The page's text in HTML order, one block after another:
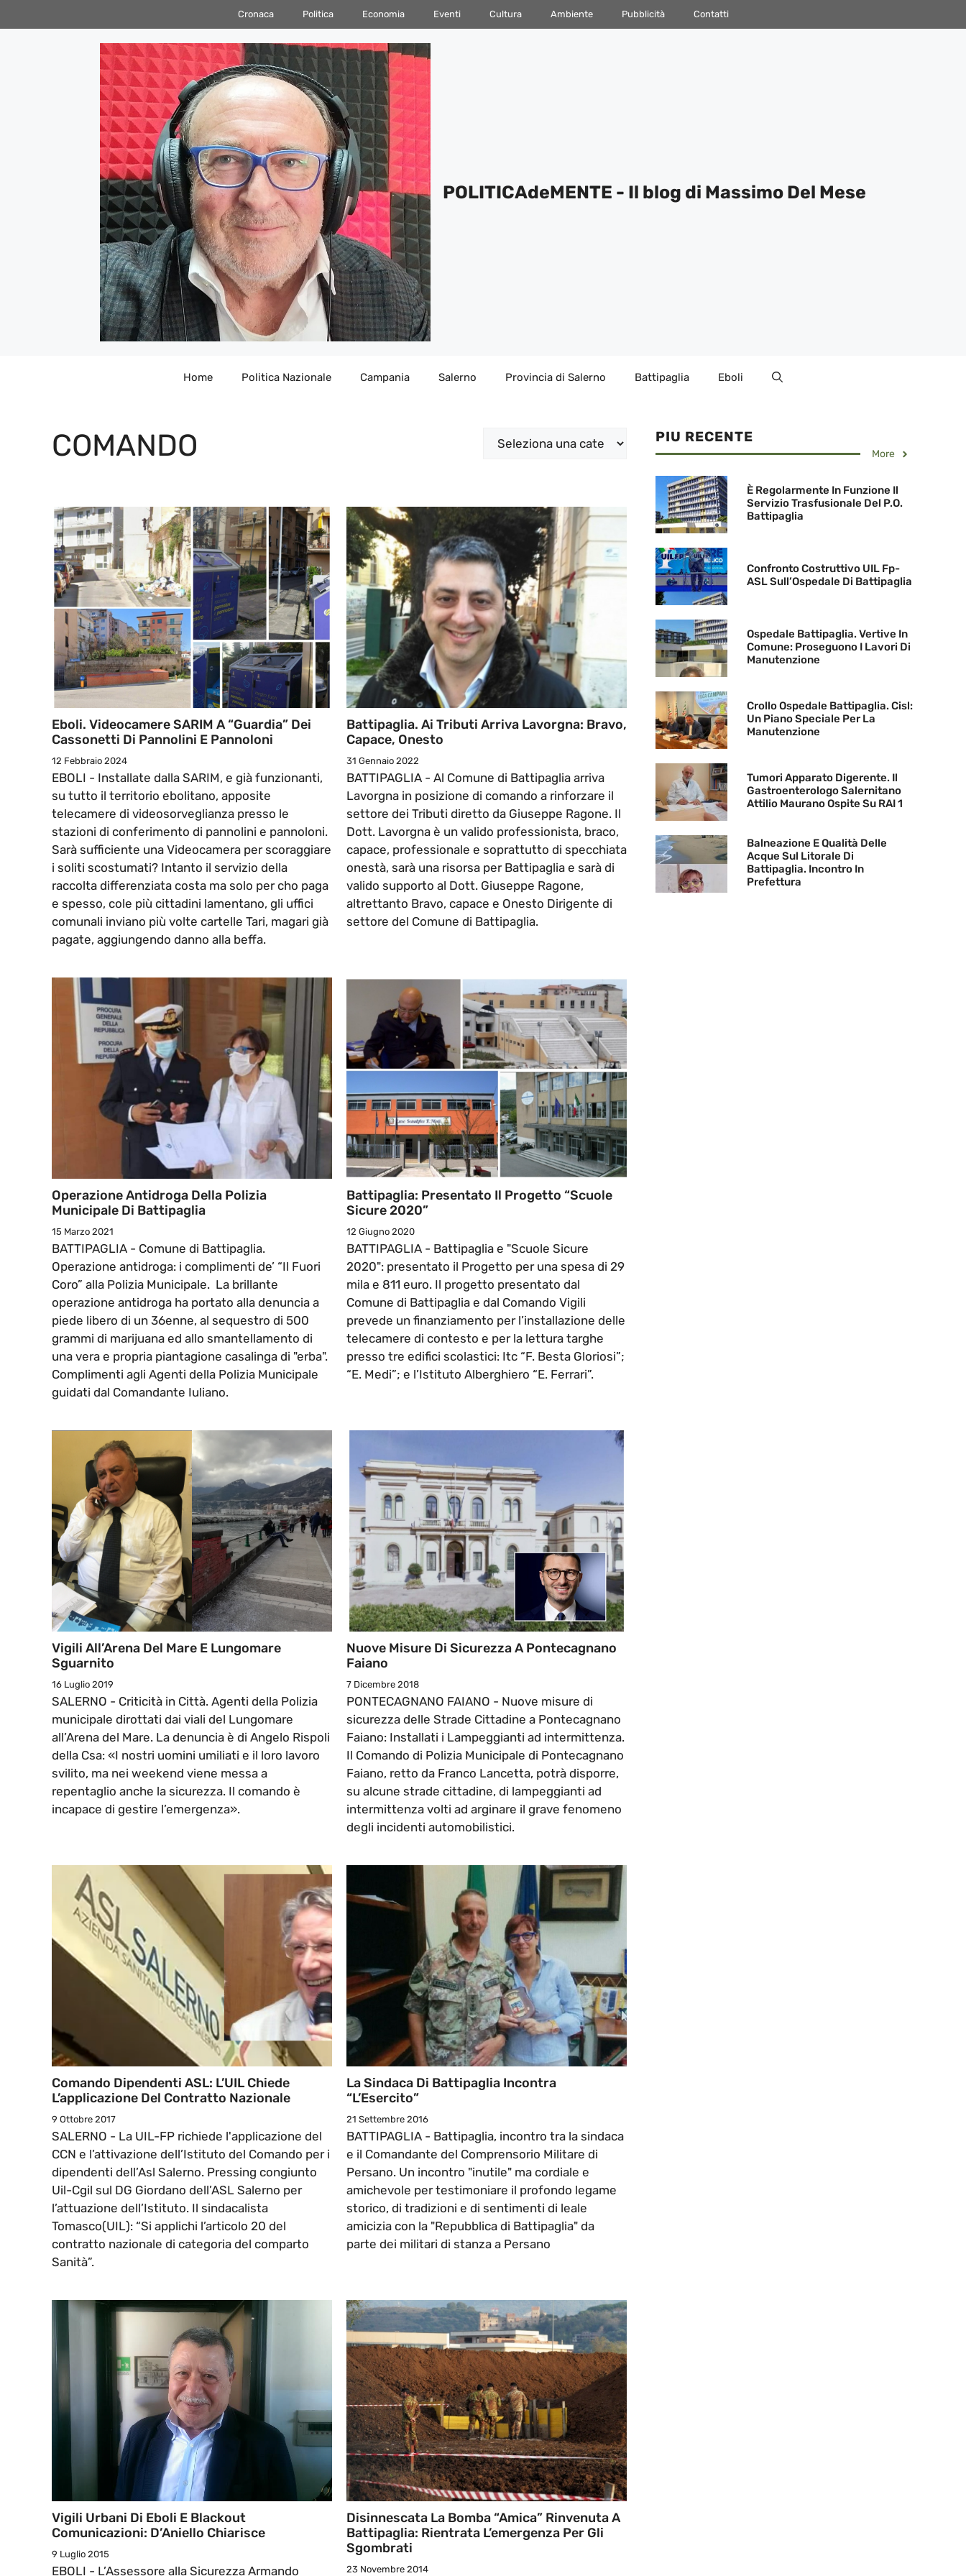
al
Cronaca Politica Economia Eventi Cultura Ambiente Pubblicità Contatti
POLITICAdeMENTE - Il blog di Massimo Del Mese
Home Politica Nazionale Campania Salerno Provincia di Salerno Battipaglia Eboli
COMANDO Categorie
Eboli. Videocamere SARIM A “guardia” Dei
Cassonetti Di Pannolini E Pannoloni
12 Febbraio 2024
EBOLI - Installate dalla SARIM, e già funzionanti,
su tutto il territorio ebolitano, apposite
telecamere di videosorveglianza presso le
stazioni di conferimento di pannolini e pannoloni.
Sarà sufficiente una Videocamera per scoraggiare
i soliti scostumati? Intanto il servizio della
raccolta differenziata costa ma solo per cho paga
e spesso, cole più cittadini lamentano, gli uffici
comunali inviano più volte cartelle Tari, magari già
pagate, aggiungendo danno alla beffa.
Battipaglia. Ai Tributi Arriva Lavorgna: Bravo,
Capace, Onesto
31 Gennaio 2022
BATTIPAGLIA - Al Comune di Battipaglia arriva
Lavorgna in posizione di comando a rinforzare il
settore dei Tributi diretto da Giuseppe Ragone. Il
Dott. Lavorgna è un valido professionista, braco,
capace, professionale e soprattutto di specchiata
onestà, sarà una risorsa per Battipaglia e sarà di
valido supporto al Dott. Giuseppe Ragone,
altrettanto Bravo, capace e Onesto Dirigente di
settore del Comune di Battipaglia.
Operazione Antidroga Della Polizia
Municipale Di Battipaglia
15 Marzo 2021
BATTIPAGLIA - Comune di Battipaglia.
Operazione antidroga: i complimenti de’ “Il Fuori
Coro” alla Polizia Municipale. La brillante
operazione antidroga ha portato alla denuncia a
piede libero di un 36enne, al sequestro di 500
grammi di marijuana ed allo smantellamento di
una vera e propria piantagione casalinga di "erba".
Complimenti agli Agenti della Polizia Municipale
guidati dal Comandante Iuliano.
Battipaglia: Presentato Il Progetto “Scuole
Sicure 2020”
12 Giugno 2020
BATTIPAGLIA - Battipaglia e "Scuole Sicure
2020": presentato il Progetto per una spesa di 29
mila e 811 euro. Il progetto presentato dal
Comune di Battipaglia e dal Comando Vigili
prevede un finanziamento per l’installazione delle
telecamere di contesto e per la lettura targhe
presso tre edifici scolastici: Itc “F. Besta Gloriosi”;
“E. Medi”; e l’Istituto Alberghiero “E. Ferrari”.
Vigili All’Arena Del Mare E Lungomare
Sguarnito
16 Luglio 2019
SALERNO - Criticità in Città. Agenti della Polizia
municipale dirottati dai viali del Lungomare
all’Arena del Mare. La denuncia è di Angelo Rispoli
della Csa: «I nostri uomini umiliati e il loro lavoro
svilito, ma nei weekend viene messa a
repentaglio anche la sicurezza. Il comando è
incapace di gestire l’emergenza».
Nuove Misure Di Sicurezza A Pontecagnano
Faiano
7 Dicembre 2018
PONTECAGNANO FAIANO - Nuove misure di
sicurezza delle Strade Cittadine a Pontecagnano
Faiano: Installati i Lampeggianti ad intermittenza.
Il Comando di Polizia Municipale di Pontecagnano
Faiano, retto da Franco Lancetta, potrà disporre,
su alcune strade cittadine, di lampeggianti ad
intermittenza volti ad arginare il grave fenomeno
degli incidenti automobilistici.
Comando Dipendenti ASL: L’UIL Chiede
L’applicazione Del Contratto Nazionale
9 Ottobre 2017
SALERNO - La UIL-FP richiede l'applicazione del
CCN e l’attivazione dell’Istituto del Comando per i
dipendenti dell’Asl Salerno. Pressing congiunto
Uil-Cgil sul DG Giordano dell’ASL Salerno per
l’attuazione dell’Istituto. Il sindacalista
Tomasco(UIL): “Si applichi l’articolo 20 del
contratto nazionale di categoria del comparto
Sanità”.
La Sindaca Di Battipaglia Incontra
“l’Esercito”
21 Settembre 2016
BATTIPAGLIA - Battipaglia, incontro tra la sindaca
e il Comandante del Comprensorio Militare di
Persano. Un incontro "inutile" ma cordiale e
amichevole per testimoniare il profondo legame
storico, di tradizioni e di sentimenti di leale
amicizia con la "Repubblica di Battipaglia" da
parte dei militari di stanza a Persano
Vigili Urbani Di Eboli E Blackout
Comunicazioni: D’Aniello Chiarisce
9 Luglio 2015
EBOLI - L’Assessore alla Sicurezza Armando
Disinnescata La Bomba “amica” Rinvenuta A
Battipaglia: Rientrata L’emergenza Per Gli
Sgombrati
23 Novembre 2014
PIU RECENTE
More
È Regolarmente In Funzione Il
Servizio Trasfusionale Del P.O.
Battipaglia
Confronto Costruttivo UIL Fp-
ASL Sull’Ospedale Di Battipaglia
Ospedale Battipaglia. Vertive In
Comune: Proseguono I Lavori Di
Manutenzione
Crollo Ospedale Battipaglia. Cisl:
Un Piano Speciale Per La
Manutenzione
Tumori Apparato Digerente. Il
Gastroenterologo Salernitano
Attilio Maurano Ospite Su RAI 1
Balneazione E Qualità Delle
Acque Sul Litorale Di
Battipaglia. Incontro In
Prefettura